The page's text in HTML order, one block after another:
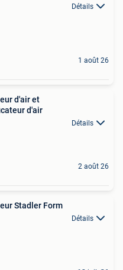
Détails
1 août 26
d'air et
d'air
Détails
2 août 26
Stadler Form
Détails